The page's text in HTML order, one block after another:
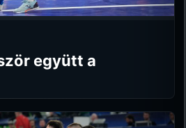
együtt a